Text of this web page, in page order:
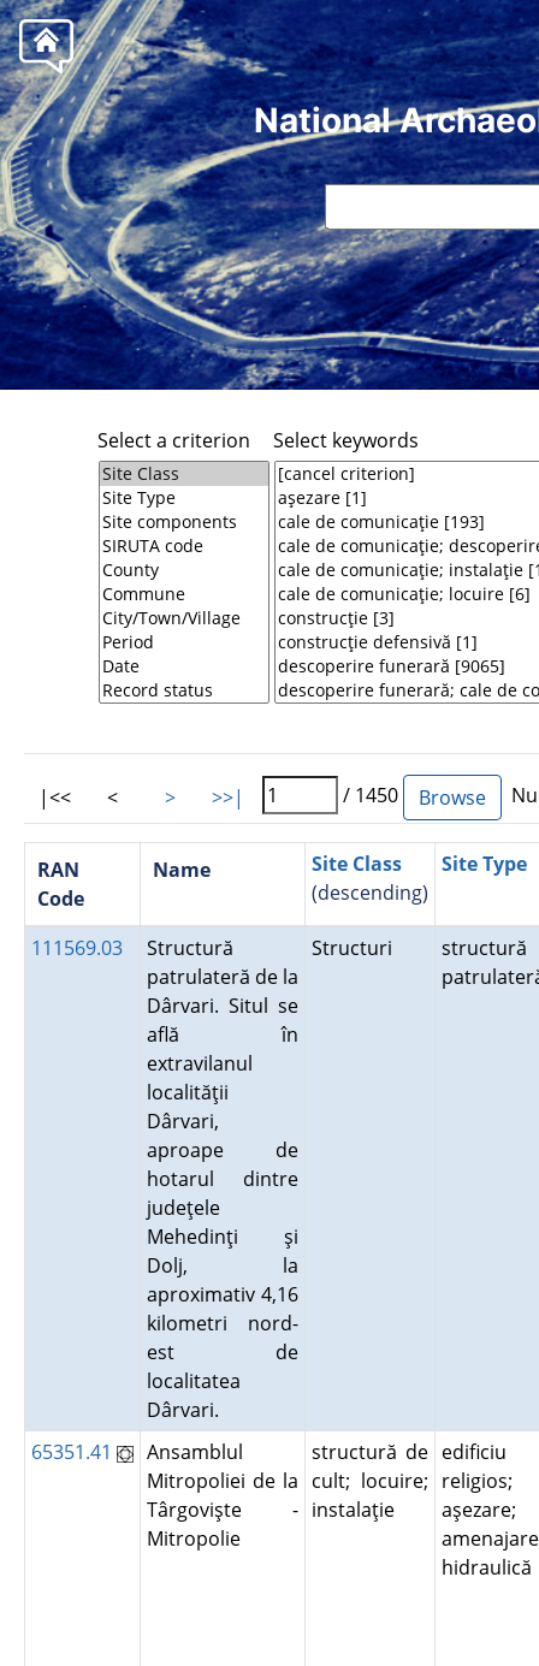
National
Select a criterion Select keywords
|<< < > >>| / 1450
RAN
Code
Name
Site Class
(descending)
Site Type
111569.03
Structură
patrulateră de la
Dârvari. Situl se
află în
extravilanul
localităţii
Dârvari,
aproape de
hotarul dintre
judeţele
Mehedinţi şi
Dolj, la
aproximativ 4,16
kilometri nord-
est de
localitatea
Dârvari.
Structuri
structură
65351.41
Ansamblul
Mitropoliei de la
Târgovişte -
Mitropolie
structură de
cult; locuire;
instalaţie
edificiu
religios;
aşezare;
amenajare